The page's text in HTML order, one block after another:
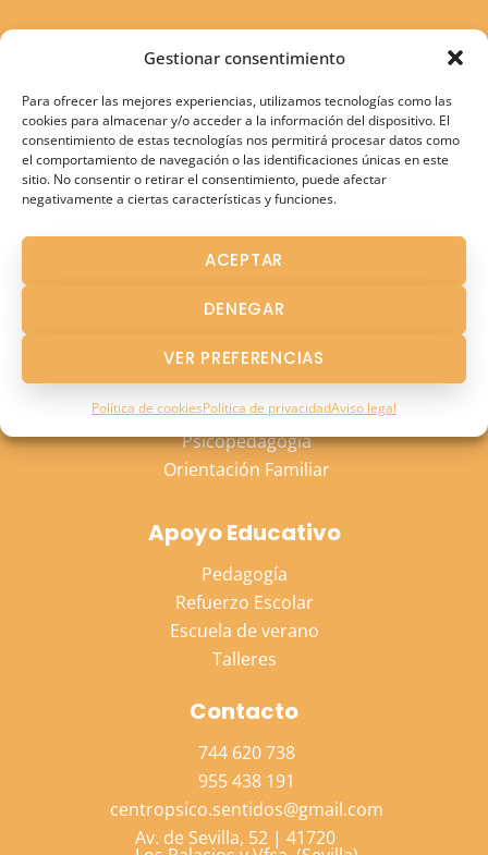
Gestionar consentimiento
Para ofrecer las mejores experiencias, utilizamos tecnologías como las
cookies para almacenar y/o acceder a la información del dispositivo. El
consentimiento de estas tecnologías nos permitirá procesar datos como
el comportamiento de navegación o las identificaciones únicas en este
sitio. No consentir o retirar el consentimiento, puede afectar
negativamente a ciertas características y funciones.
ACEPTAR
DENEGAR
VER PREFERENCIAS
Política de cookiesPolítica de privacidadAviso legal
Atención Terapéutica
Atención Temprana
Logopedia en Los Palacios
Psicología Adulto
Psicología Niño
Psicopedagogía
Orientación Familiar
Apoyo Educativo
Pedagogía
Refuerzo Escolar
Escuela de verano
Talleres
Contacto
744 620 738
955 438 191
centropsico.sentidos@gmail.com
Av. de Sevilla, 52 | 41720